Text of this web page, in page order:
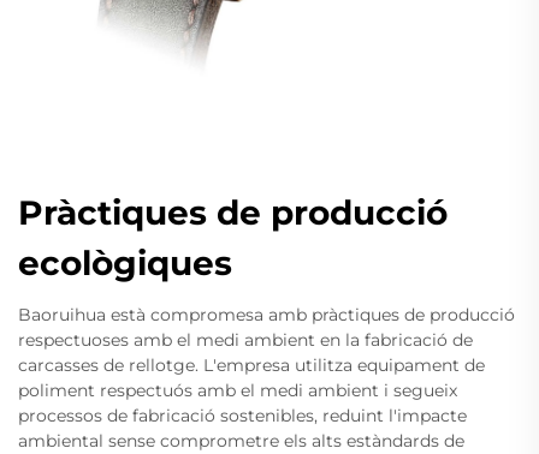
Pràctiques de producció
ecològiques
Baoruihua està compromesa amb pràctiques de producció
respectuoses amb el medi ambient en la fabricació de
carcasses de rellotge. L'empresa utilitza equipament de
poliment respectuós amb el medi ambient i segueix
processos de fabricació sostenibles, reduint l'impacte
ambiental sense comprometre els alts estàndards de